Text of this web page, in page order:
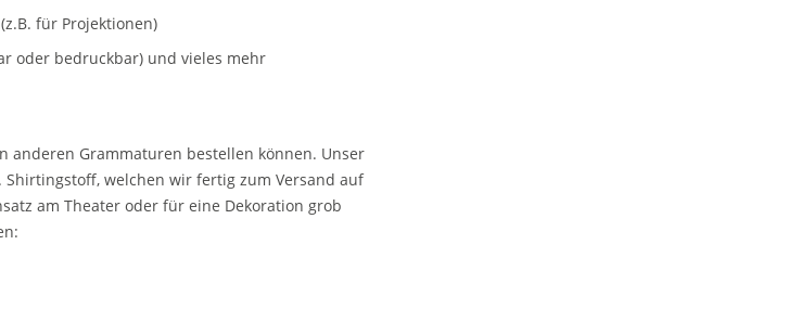
für Projektionen)
oder bedruckbar) und vieles mehr
anderen Grammaturen bestellen können. Unser
welchen wir fertig zum Versand auf
am Theater oder für eine Dekoration grob